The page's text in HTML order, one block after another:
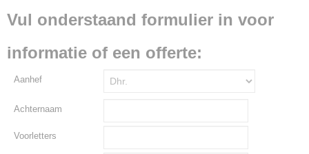
Vul onderstaand formulier in voor
informatie of een offerte:
Aanhef
Achternaam
Voorletters